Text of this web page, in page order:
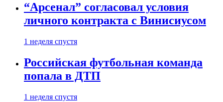
“Арсенал” согласовал условия
личного контракта с Винисиусом
1 неделя спустя
Российская футбольная команда
попала в ДТП
1 неделя спустя